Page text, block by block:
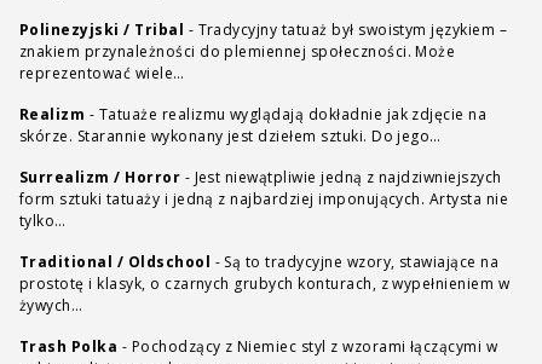
Polinezyjski / Tribal - Tradycyjny tatuaż był swoistym językiem –
znakiem przynależności do plemiennej społeczności. Może
reprezentować wiele…
Realizm - Tatuaże realizmu wyglądają dokładnie jak zdjęcie na
skórze. Starannie wykonany jest dziełem sztuki. Do jego…
Surrealizm / Horror - Jest niewątpliwie jedną z najdziwniejszych
form sztuki tatuaży i jedną z najbardziej imponujących. Artysta nie
tylko…
Traditional / Oldschool - Są to tradycyjne wzory, stawiające na
prostotę i klasyk, o czarnych grubych konturach, z wypełnieniem w
żywych…
Trash Polka - Pochodzący z Niemiec styl z wzorami łączącymi w